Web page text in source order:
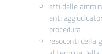
atti delle
enti
procedura
resoconti della